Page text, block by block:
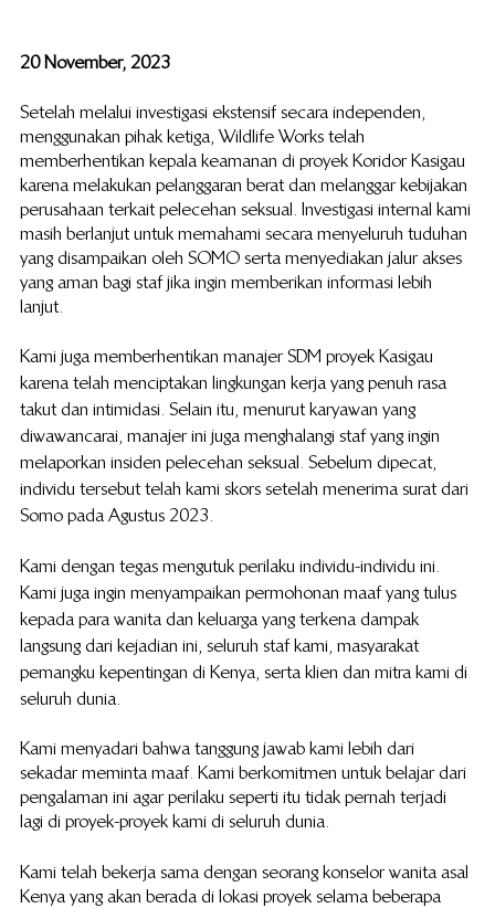
20 November, 2023
Setelah melalui investigasi ekstensif secara independen,
menggunakan pihak ketiga, Wildlife Works telah
memberhentikan kepala keamanan di proyek Koridor Kasigau
karena melakukan pelanggaran berat dan melanggar kebijakan
perusahaan terkait pelecehan seksual. Investigasi internal kami
masih berlanjut untuk memahami secara menyeluruh tuduhan
yang disampaikan oleh SOMO serta menyediakan jalur akses
yang aman bagi staf jika ingin memberikan informasi lebih
lanjut.
Kami juga memberhentikan manajer SDM proyek Kasigau
karena telah menciptakan lingkungan kerja yang penuh rasa
takut dan intimidasi. Selain itu, menurut karyawan yang
diwawancarai, manajer ini juga menghalangi staf yang ingin
melaporkan insiden pelecehan seksual. Sebelum dipecat,
individu tersebut telah kami skors setelah menerima surat dari
Somo pada Agustus 2023.
Kami dengan tegas mengutuk perilaku individu-individu ini.
Kami juga ingin menyampaikan permohonan maaf yang tulus
kepada para wanita dan keluarga yang terkena dampak
langsung dari kejadian ini, seluruh staf kami, masyarakat
pemangku kepentingan di Kenya, serta klien dan mitra kami di
seluruh dunia.
Kami menyadari bahwa tanggung jawab kami lebih dari
sekadar meminta maaf. Kami berkomitmen untuk belajar dari
pengalaman ini agar perilaku seperti itu tidak pernah terjadi
lagi di proyek-proyek kami di seluruh dunia.
Kami telah bekerja sama dengan seorang konselor wanita asal
Kenya yang akan berada di lokasi proyek selama beberapa